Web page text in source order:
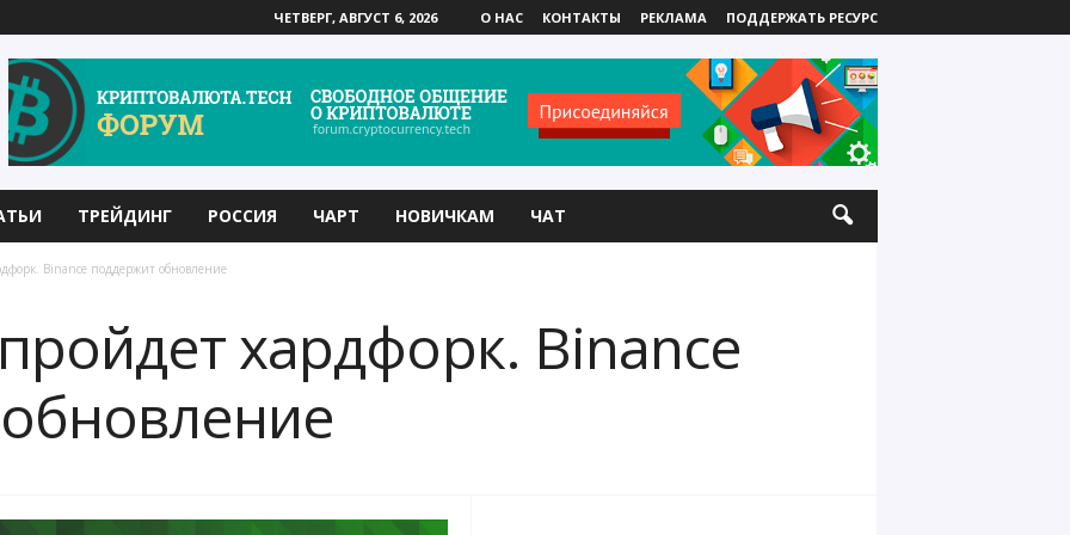
ЧЕТВЕРГ, АВГУСТ 6, 2026 О НАС КОНТАКТЫ РЕКЛАМА ПОДДЕРЖАТЬ РЕСУРС
ТРЕЙДИНГ РОССИЯ ЧАРТ НОВИЧКАМ ЧАТ
Binance поддержит обновление
хардфорк. Binance